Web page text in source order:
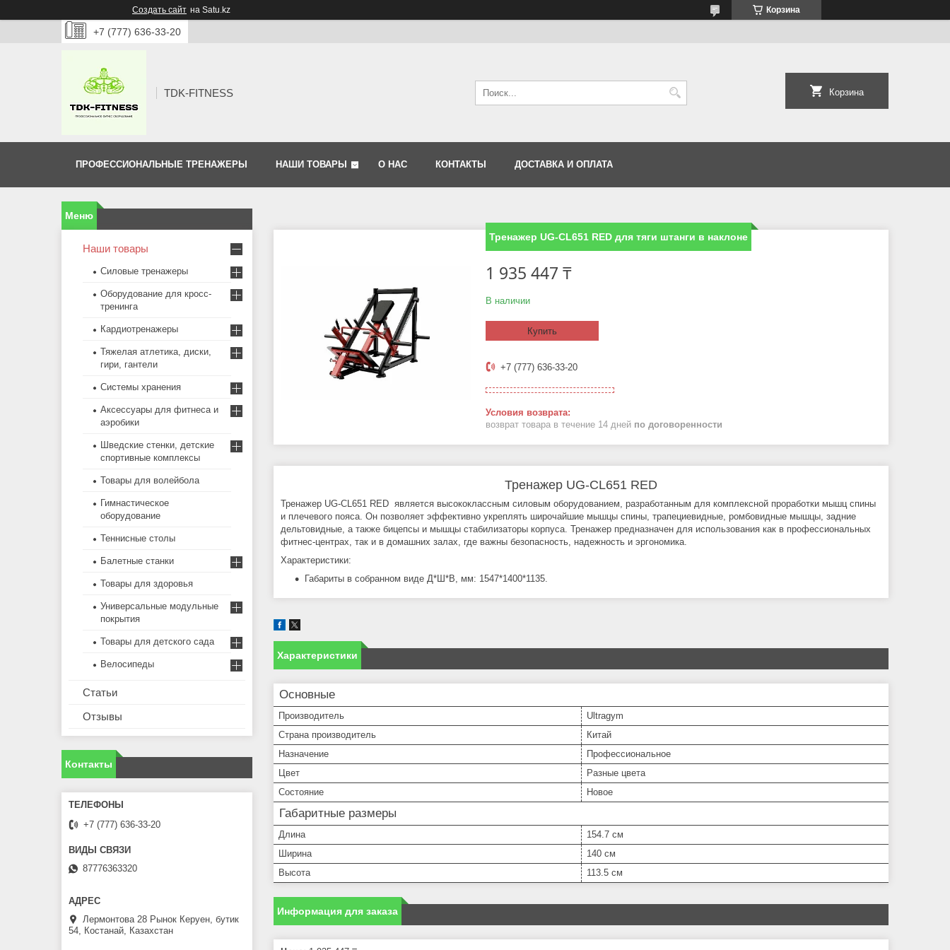
Создать сайт на Satu.kz Корзина
+7 (777) 636-33-20
TDK-FITNESS Корзина
ПРОФЕССИОНАЛЬНЫЕ ТРЕНАЖЕРЫ НАШИ ТОВАРЫ О НАС КОНТАКТЫ ДОСТАВКА И ОПЛАТА
Тренажер UG-CL651 RED для тяги штанги в наклоне
1 935 447 ₸
В наличии
Купить
+7 (777) 636-33-20
возврат товара в течение 14 дней по договоренности
Тренажер UG-CL651 RED
Тренажер UG-CL651 RED является высококлассным силовым оборудованием, разработанным для комплексной проработки мышц спины
и плечевого пояса. Он позволяет эффективно укреплять широчайшие мышцы спины, трапециевидные, ромбовидные мышцы, задние
дельтовидные, а также бицепсы и мышцы стабилизаторы корпуса. Тренажер предназначен для использования как в профессиональных
фитнес-центрах, так и в домашних залах, где важны безопасность, надежность и эргономика.
Характеристики:
Габариты в собранном виде Д*Ш*В, мм: 1547*1400*1135.
Характеристики
Основные
Производитель
Ultragym
Страна производитель
Китай
Назначение
Профессиональное
Цвет
Разные цвета
Состояние
Новое
Габаритные размеры
Длина
154.7 см
Ширина
140 см
Высота
113.5 см
Информация для заказа
Наши товары
Силовые тренажеры
Оборудование для кросс-
тренинга
Кардиотренажеры
Тяжелая атлетика, диски,
гири, гантели
Системы хранения
Аксессуары для фитнеса и
аэробики
Шведские стенки, детские
спортивные комплексы
Товары для волейбола
Гимнастическое
оборудование
Теннисные столы
Балетные станки
Товары для здоровья
Универсальные модульные
покрытия
Товары для детского сада
Велосипеды
Статьи
Отзывы
Контакты
+7 (777) 636-33-20
87776363320
Лермонтова 28 Рынок Керуен, бутик
54, Костанай, Казахстан